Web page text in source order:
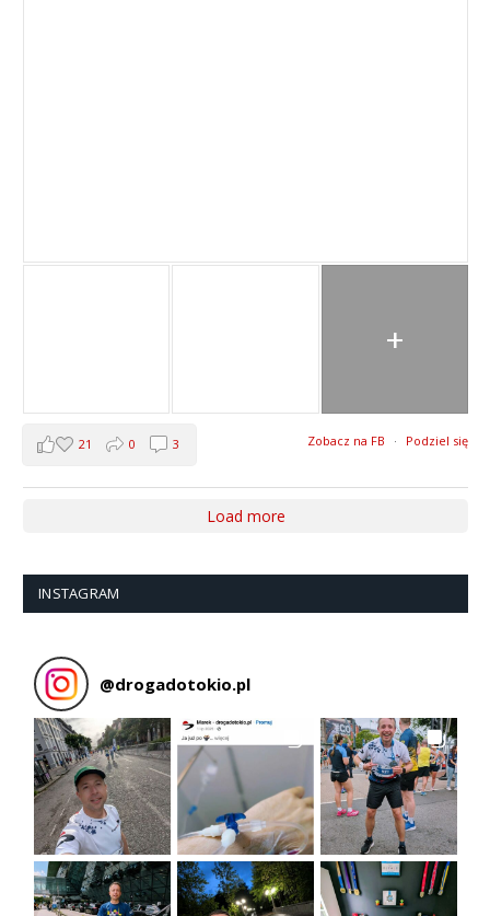
+
Zobacz na FB · Podziel się
21 0 3
Load more
INSTAGRAM
@drogadotokio.pl